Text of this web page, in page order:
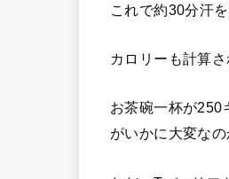
これで約30分汗を
カロリーも計算
お茶碗一杯が250
がいかに大変なの